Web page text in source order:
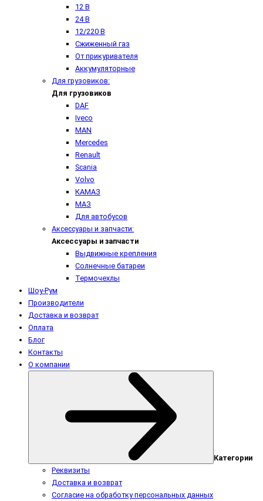
12 В
24 В
12/220 В
Сжиженный газ
От прикуривателя
Аккумуляторные
Для грузовиков:
Для грузовиков
DAF
Iveco
MAN
Mercedes
Renault
Scania
Volvo
КАМАЗ
МАЗ
Для автобусов
Аксессуары и запчасти:
Аксессуары и запчасти
Выдвижные крепления
Солнечные батареи
Термочехлы
Шоу-Рум
Производители
Доставка и возврат
Оплата
Блог
Контакты
О компании
Категории
Реквизиты
Доставка и возврат
Согласие на обработку персональных данных